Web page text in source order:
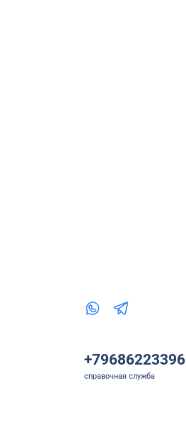
+79686223396
справочная служба